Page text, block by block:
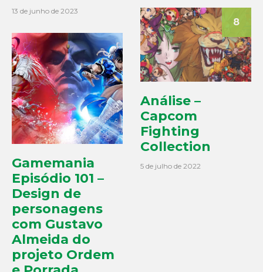
13 de junho de 2023
Gamemania
Episódio 101 –
Design de
personagens
com Gustavo
Almeida do
projeto Ordem
8
Análise –
Capcom
Fighting
Collection
5 de julho de 2022